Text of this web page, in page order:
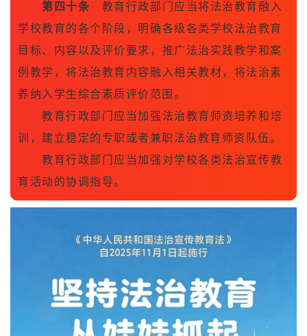
第四十条 教育行政部门应当将法治教育融入
学校教育的各个阶段，明确各级各类学校法治教育
目标、内容以及评价要求，推广法治实践教学和案
例教学，将法治教育内容融入相关教材，将法治素
养纳入学生综合素质评价范围。
教育行政部门应当加强法治教育师资培养和培
训，建立稳定的专职或者兼职法治教育师资队伍。
教育行政部门应当加强对学校各类法治宣传教
育活动的协调指导。